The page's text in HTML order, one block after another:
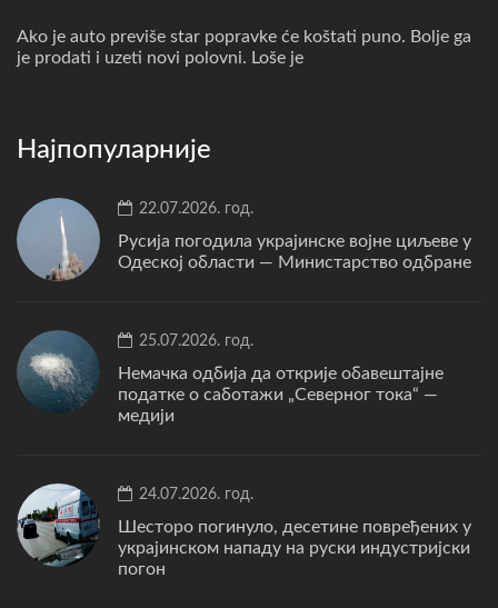
Ako je auto previše star popravke će koštati puno. Bolje ga
je prodati i uzeti novi polovni. Loše je
Најпопуларније
22.07.2026. год.
Русија погодила украјинске војне циљеве у
Одеској области — Министарство одбране
25.07.2026. год.
Немачка одбија да открије обавештајне
податке о саботажи „Северног тока“ —
медији
24.07.2026. год.
Шесторо погинуло, десетине повређених у
украјинском нападу на руски индустријски
погон